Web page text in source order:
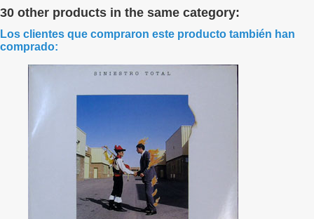
30 other products in the same category:
Los clientes que compraron este producto también han
comprado: